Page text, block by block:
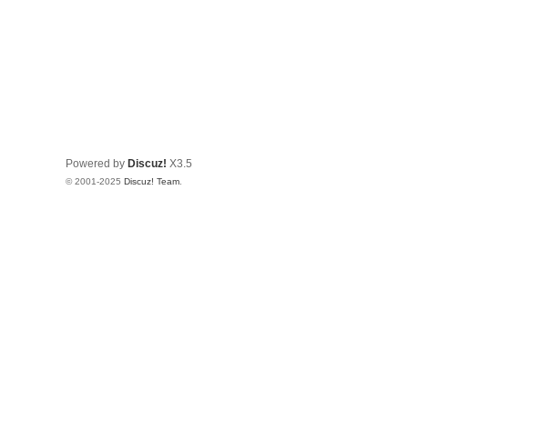
Powered by Discuz! X3.5
© 2001-2025 Discuz! Team